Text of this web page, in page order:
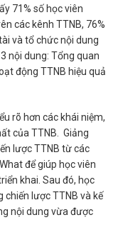
71% số học viên
các kênh TTNB, 76%
và tổ chức nội dung
nội dung: Tổng quan
động TTNB hiệu quả
rõ hơn các khái niệm,
của TTNB. Giảng
lược TTNB từ các
để giúp học viên
khai. Sau đó, học
lược TTNB và kế
nội dung vừa được